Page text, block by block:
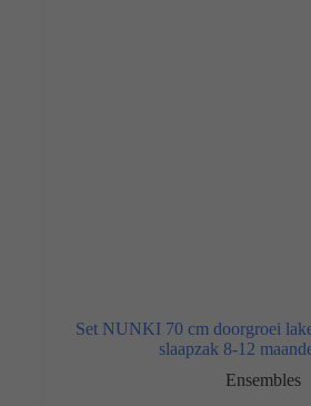
Set NUNKI 70 cm doorgroei
slaapzak 8-12
Ensembles